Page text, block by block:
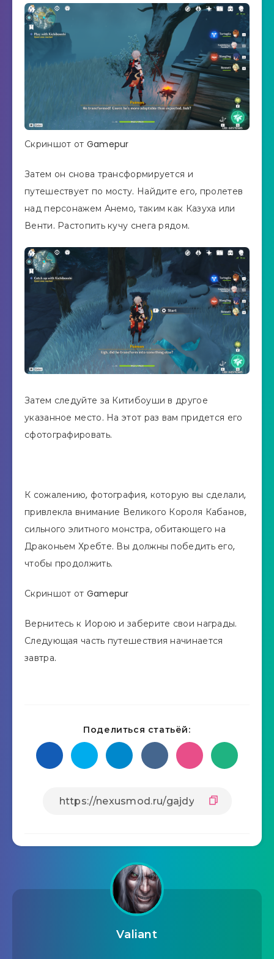
Скриншот от Gamepur
Затем он снова трансформируется и
путешествует по мосту. Найдите его, пролетев
над персонажем Анемо, таким как Казуха или
Венти. Растопить кучу снега рядом.
Затем следуйте за Китибоуши в другое
указанное место. На этот раз вам придется его
сфотографировать.
К сожалению, фотография, которую вы сделали,
привлекла внимание Великого Короля Кабанов,
сильного элитного монстра, обитающего на
Драконьем Хребте. Вы должны победить его,
чтобы продолжить.
Скриншот от Gamepur
Вернитесь к Иорою и заберите свои награды.
Следующая часть путешествия начинается
завтра.
Поделиться статьёй:
Valiant